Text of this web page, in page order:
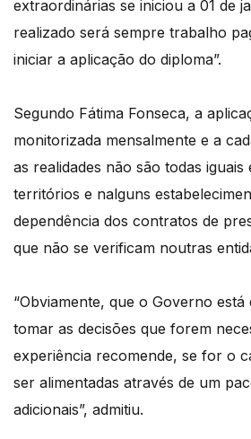
extraordinárias se iniciou a 01 de
realizado será sempre trabalho
iniciar a aplicação do diploma”.
Segundo Fátima Fonseca, a
monitorizada mensalmente e a
as realidades não são todas iguais
territórios e nalguns
dependência dos contratos de
que não se verificam noutras
“Obviamente, que o Governo
tomar as decisões que forem
experiência recomende, se for o
ser alimentadas através de um
adicionais”, admitiu.